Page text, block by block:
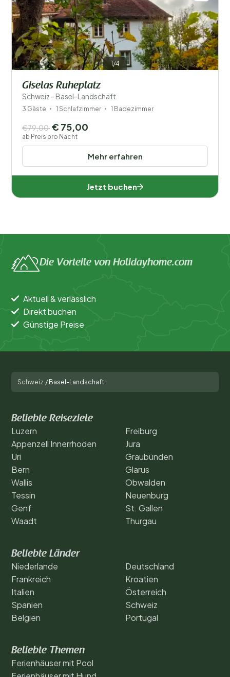
Beliebte Filter
Behinderte
Ausstattung 1/4
Giselas Ruheplatz
Schweiz - Basel-Landschaft
3 Gäste 1 Schlafzimmer 1 Badezimmer
Mehr erfahren
€79,00 € 75,00
ab Preis pro Nacht
Jetzt buchen
Die Vorteile von Holidayhome.com
Aktuell & verlässlich
Direkt buchen
Günstige Preise
Schweiz / Basel-Landschaft
Beliebte Reiseziele
Luzern
Appenzell Innerrhoden
Uri
Bern
Wallis
Tessin
Genf
Waadt
Freiburg
Jura
Graubünden
Glarus
Obwalden
Neuenburg
St. Gallen
Thurgau
Beliebte Länder
Niederlande
Frankreich
Italien
Spanien
Belgien
Deutschland
Kroatien
Österreich
Schweiz
Portugal
Beliebte Themen
Ferienhäuser mit Pool